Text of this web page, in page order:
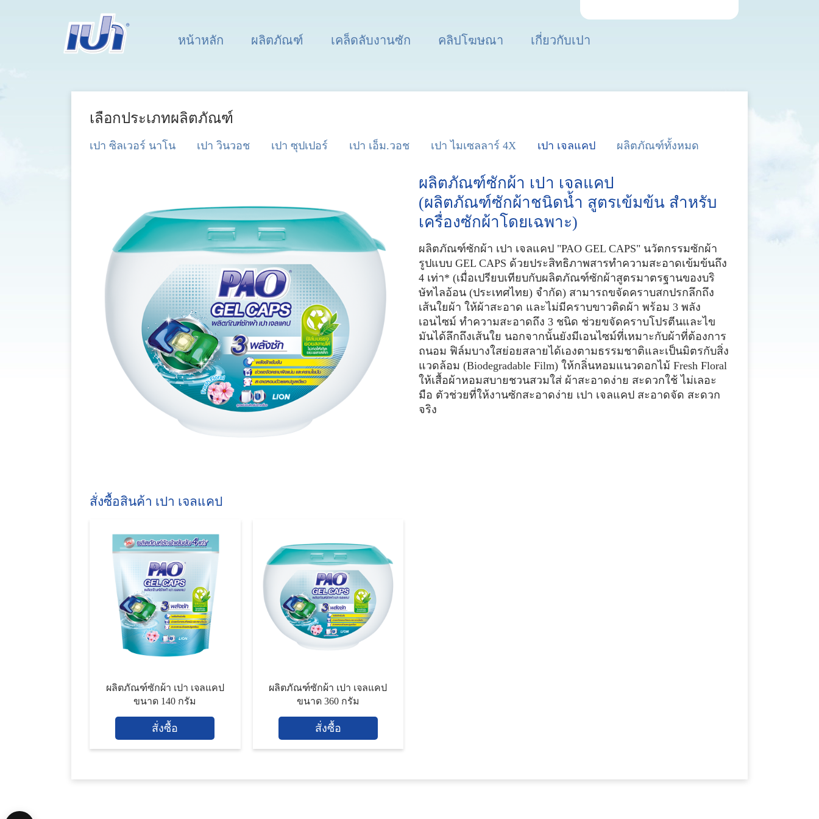
หน้าหลัก ผลิตภัณฑ์ เคล็ดลับงานซัก คลิปโฆษณา เกี่ยวกับเปา
เลือกประเภทผลิตภัณฑ์
เปา ซิลเวอร์ นาโน เปา วินวอช เปา ซุปเปอร์ เปา เอ็ม.วอช เปา ไมเซลลาร์ 4X เปา เจลแคป ผลิตภัณฑ์ทั้งหมด
ผลิตภัณฑ์ซักผ้า เปา เจลแคป
(ผลิตภัณฑ์ซักผ้าชนิดน้ำ สูตรเข้มข้น สำหรับ
เครื่องซักผ้าโดยเฉพาะ)
ผลิตภัณฑ์ซักผ้า เปา เจลแคป "PAO GEL CAPS" นวัตกรรมซักผ้า
รูปแบบ GEL CAPS ด้วยประสิทธิภาพสารทำความสะอาดเข้มข้นถึง
4 เท่า* (เมื่อเปรียบเทียบกับผลิตภัณฑ์ซักผ้าสูตรมาตรฐานของบริ
ษัทไลอ้อน (ประเทศไทย) จำกัด) สามารถขจัดคราบสกปรกลึกถึง
เส้นใยผ้า ให้ผ้าสะอาด และไม่มีคราบขาวติดผ้า พร้อม 3 พลัง
เอนไซม์ ทำความสะอาดถึง 3 ชนิด ช่วยขจัดคราบโปรตีนและไข
มันได้ลึกถึงเส้นใย นอกจากนั้นยังมีเอนไซม์ที่เหมาะกับผ้าที่ต้องการ
ถนอม ฟิล์มบางใสย่อยสลายได้เองตามธรรมชาติและเป็นมิตรกับสิ่ง
แวดล้อม (Biodegradable Film) ให้กลิ่นหอมแนวดอกไม้ Fresh Floral
ให้เสื้อผ้าหอมสบายชวนสวมใส่ ผ้าสะอาดง่าย สะดวกใช้ ไม่เลอะ
มือ ตัวช่วยที่ให้งานซักสะอาดง่าย เปา เจลแคป สะอาดจัด สะดวก
จริง
สั่งซื้อสินค้า เปา เจลแคป
ผลิตภัณฑ์ซักผ้า เปา เจลแคป
ขนาด 140 กรัม
สั่งซื้อ
ผลิตภัณฑ์ซักผ้า เปา เจลแคป
ขนาด 360 กรัม
สั่งซื้อ